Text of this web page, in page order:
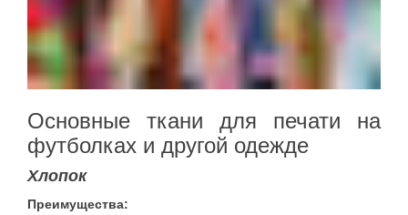
Основные ткани для печати на
футболках и другой одежде
Хлопок
Преимущества: